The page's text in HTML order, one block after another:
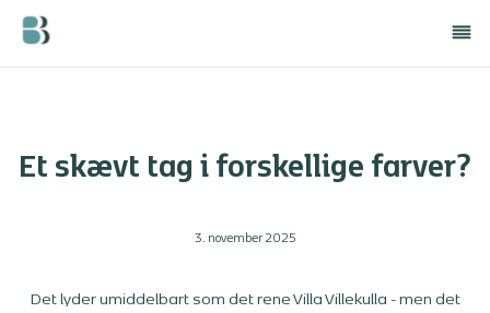
Et skævt tag i forskellige farver?
3. november 2025
Det lyder umiddelbart som det rene Villa Villekulla - men det